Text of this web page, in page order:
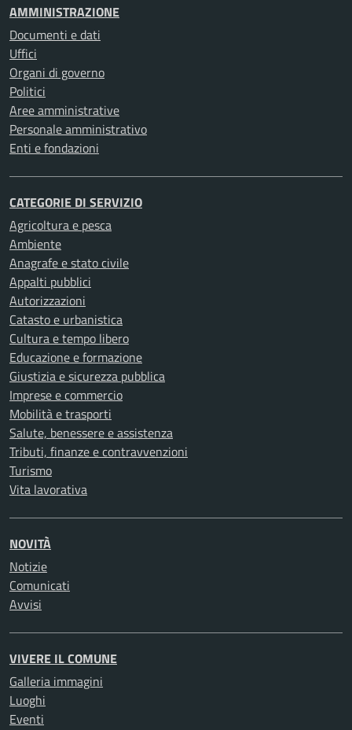
AMMINISTRAZIONE
Documenti e dati
Uffici
Organi di governo
Politici
Aree amministrative
Personale amministrativo
Enti e fondazioni
CATEGORIE DI SERVIZIO
Agricoltura e pesca
Ambiente
Anagrafe e stato civile
Appalti pubblici
Autorizzazioni
Catasto e urbanistica
Cultura e tempo libero
Educazione e formazione
Giustizia e sicurezza pubblica
Imprese e commercio
Mobilità e trasporti
Salute, benessere e assistenza
Tributi, finanze e contravvenzioni
Turismo
Vita lavorativa
NOVITÀ
Notizie
Comunicati
Avvisi
VIVERE IL COMUNE
Galleria immagini
Luoghi
Eventi